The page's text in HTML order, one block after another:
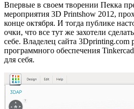
Впервые в своем творении Пекка
мероприятия 3D Printshow 2012,
конце октября. И тогда публике
очки, что все тут же захотели
себе. Владелец сайта
программного обеспечения
для себя.